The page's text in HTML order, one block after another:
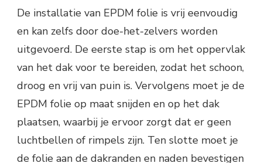
De installatie van EPDM folie is vrij eenvoudig
en kan zelfs door doe-het-zelvers worden
uitgevoerd. De eerste stap is om het oppervlak
van het dak voor te bereiden, zodat het schoon,
droog en vrij van puin is. Vervolgens moet je de
EPDM folie op maat snijden en op het dak
plaatsen, waarbij je ervoor zorgt dat er geen
luchtbellen of rimpels zijn. Ten slotte moet je
de folie aan de dakranden en naden bevestigen